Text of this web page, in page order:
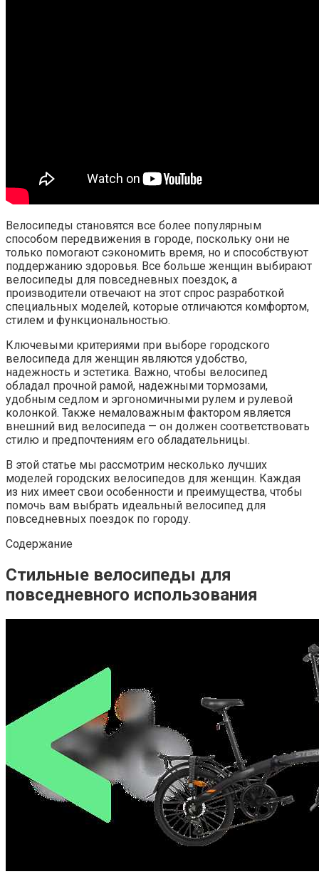
Велосипеды становятся все более популярным
способом передвижения в городе, поскольку они не
только помогают сэкономить время, но и способствуют
поддержанию здоровья. Все больше женщин выбирают
велосипеды для повседневных поездок, а
производители отвечают на этот спрос разработкой
специальных моделей, которые отличаются комфортом,
стилем и функциональностью.
Ключевыми критериями при выборе городского
велосипеда для женщин являются удобство,
надежность и эстетика. Важно, чтобы велосипед
обладал прочной рамой, надежными тормозами,
удобным седлом и эргономичными рулем и рулевой
колонкой. Также немаловажным фактором является
внешний вид велосипеда — он должен соответствовать
стилю и предпочтениям его обладательницы.
В этой статье мы рассмотрим несколько лучших
моделей городских велосипедов для женщин. Каждая
из них имеет свои особенности и преимущества, чтобы
помочь вам выбрать идеальный велосипед для
повседневных поездок по городу.
Содержание
Стильные велосипеды для
повседневного использования